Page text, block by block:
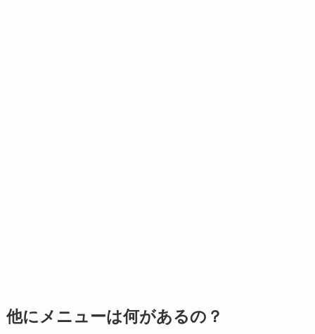
他にメニューは何があるの？